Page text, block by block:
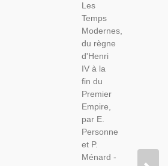
D'histoire,
Classe
De 4e,
Personne
Et
Ménard,
1959 -
D'Henri
IV Au 1er
Empire
Les
Temps
Modernes,
du règne
d'Henri
IV à la
fin du
Premier
Empire,
par E.
Personne
et P.
Ménard -